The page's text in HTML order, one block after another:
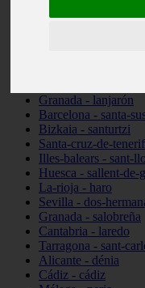
Granada - lanjarón
Barcelona - santa-
Bizkaia - santurtzi
Santa-cruz-de-
Illes-balears - sant-
Huesca - sallent-de-
La-rioja - haro
Sevilla - dos-
Granada - salobreña
Cantabria - laredo
Tarragona - sant-
Alicante - dénia
Cádiz - cádiz